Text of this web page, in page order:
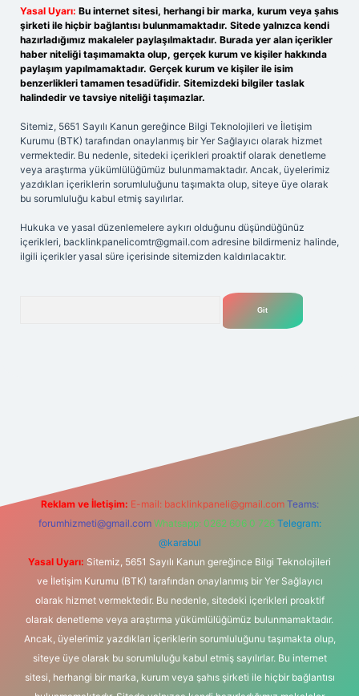
Yasal Uyarı: Bu internet sitesi, herhangi bir marka, kurum veya şahıs
şirketi ile hiçbir bağlantısı bulunmamaktadır. Sitede yalnızca kendi
hazırladığımız makaleler paylaşılmaktadır. Burada yer alan içerikler
haber niteliği taşımamakta olup, gerçek kurum ve kişiler hakkında
paylaşım yapılmamaktadır. Gerçek kurum ve kişiler ile isim
benzerlikleri tamamen tesadüfidir. Sitemizdeki bilgiler taslak
halindedir ve tavsiye niteliği taşımazlar.
Sitemiz, 5651 Sayılı Kanun gereğince Bilgi Teknolojileri ve İletişim
Kurumu (BTK) tarafından onaylanmış bir Yer Sağlayıcı olarak hizmet
vermektedir. Bu nedenle, sitedeki içerikleri proaktif olarak denetleme
veya araştırma yükümlülüğümüz bulunmamaktadır. Ancak, üyelerimiz
yazdıkları içeriklerin sorumluluğunu taşımakta olup, siteye üye olarak
bu sorumluluğu kabul etmiş sayılırlar.
Hukuka ve yasal düzenlemelere aykırı olduğunu düşündüğünüz
içerikleri, backlinkpanelicomtr@gmail.com adresine bildirmeniz halinde,
ilgili içerikler yasal süre içerisinde sitemizden kaldırılacaktır.
Reklam ve İletişim: E-mail: backlinkpaneli@gmail.com Teams:
forumhizmeti@gmail.com Whatsapp: 0262 606 0 726 Telegram:
@karabul
Yasal Uyarı: Sitemiz, 5651 Sayılı Kanun gereğince Bilgi Teknolojileri
ve İletişim Kurumu (BTK) tarafından onaylanmış bir Yer Sağlayıcı
olarak hizmet vermektedir. Bu nedenle, sitedeki içerikleri proaktif
olarak denetleme veya araştırma yükümlülüğümüz bulunmamaktadır.
Ancak, üyelerimiz yazdıkları içeriklerin sorumluluğunu taşımakta olup,
siteye üye olarak bu sorumluluğu kabul etmiş sayılırlar. Bu internet
sitesi, herhangi bir marka, kurum veya şahıs şirketi ile hiçbir bağlantısı